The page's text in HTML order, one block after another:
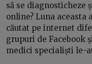
să se diagnosticheze
online? Luna aceasta
căutat pe internet
grupuri de Facebook
medici specialiști le-